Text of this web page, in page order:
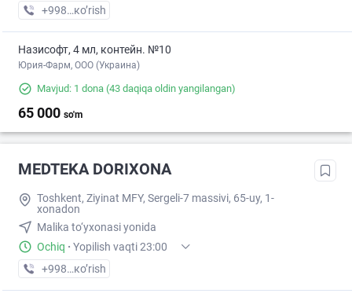
+998 (93) XXX-XX-XX
кo’rish
Назисофт, 4 мл, контейн. №10
Юрия-Фарм, ООО (Украина)
Mavjud: 1 dona (43 daqiqa oldin yangilangan)
65 000 so'm
MEDTEKA DORIXONA
Toshkent, Ziyinat MFY, Sergeli-7 massivi, 65-uy, 1-
xonadon
Malika to‘yxonasi yonida
Ochiq · Yopilish vaqti 23:00
+998 (90) XXX-XX-XX
кo’rish